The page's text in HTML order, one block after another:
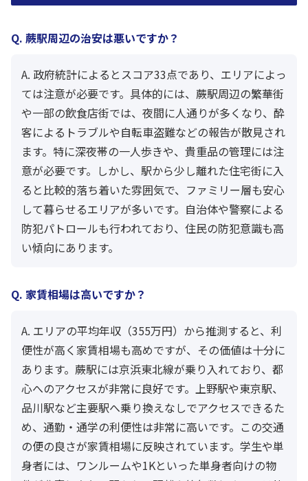
Q. 蕨駅周辺の治安は悪いですか？
A. 政府統計によるとスコア33点であり、エリアによっ
ては注意が必要です。具体的には、蕨駅周辺の繁華街
や一部の飲食店街では、夜間に人通りが多くなり、酔
客によるトラブルや自転車盗難などの報告が散見され
ます。特に深夜帯の一人歩きや、貴重品の管理には注
意が必要です。しかし、駅から少し離れた住宅街に入
ると比較的落ち着いた雰囲気で、ファミリー層も安心
して暮らせるエリアが多いです。自治体や警察による
防犯パトロールも行われており、住民の防犯意識も高
い傾向にあります。
Q. 家賃相場は高いですか？
A. エリアの平均年収（355万円）から推測すると、利
便性が高く家賃相場も高めですが、その価値は十分に
あります。蕨駅には京浜東北線が乗り入れており、都
心へのアクセスが非常に良好です。上野駅や東京駅、
品川駅など主要駅へ乗り換えなしでアクセスできるた
め、通勤・通学の利便性は非常に高いです。この交通
の便の良さが家賃相場に反映されています。学生や単
身者には、ワンルームや1Kといった単身者向けの物